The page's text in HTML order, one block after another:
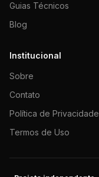
Guias Técnicos
Blog
Institucional
Sobre
Contato
Política de Privacidade
Termos de Uso